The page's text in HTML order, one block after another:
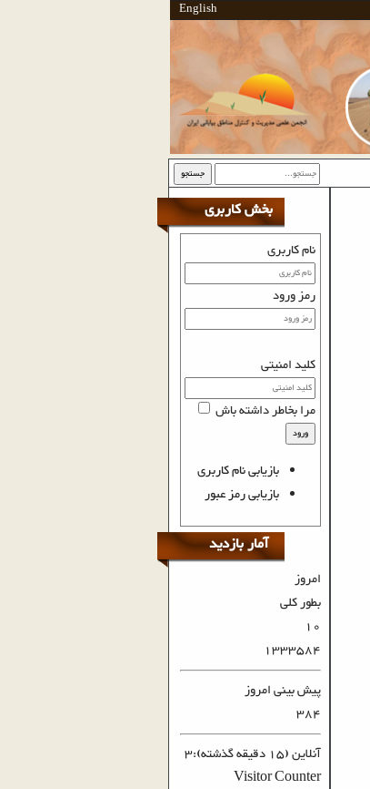
English
جستجو
بخش کاربری
نام کاربری
رمز ورود
کلید امنیتی
مرا بخاطر داشته باش
ورود
بازیابی نام کاربری
بازیابی رمز عبور
آمار بازدید
امروز
بطور کلی
10
1333584
پیش بینی امروز
384
آنلاین (15 دقیقه گذشته):3
Visitor Counter